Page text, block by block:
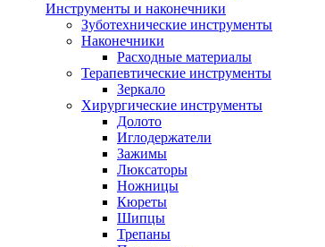
Инструменты и наконечники
Зуботехнические инструменты
Наконечники
Расходные материалы
Терапевтические инструменты
Зеркало
Хирургические инструменты
Долото
Иглодержатели
Зажимы
Люксаторы
Ножницы
Кюреты
Шипцы
Трепаны